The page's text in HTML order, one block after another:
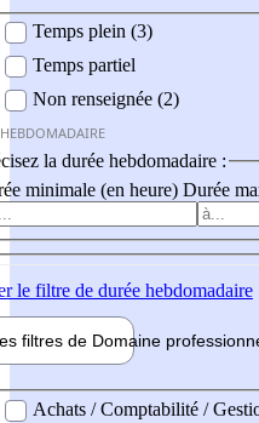
Temps plein (3)
Temps partiel
Non renseignée (2)
la durée hebdomadaire :
minimale (en heure) Durée
le filtre de durée hebdomadaire
filtres de Domaine pro
professionel
Achats / Comptabilité /